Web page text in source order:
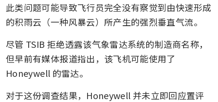
此类问题可能导致飞行员完全没有察觉到由快速形成
的积雨云（一种风暴云）所产生的强烈垂直气流。
尽管 TSIB 拒绝透露该气象雷达系统的制造商名称，
但早前有媒体报道指出，该飞机可能使用了
Honeywell 的雷达。
对于这份调查结果，Honeywell 并未立即回应置评